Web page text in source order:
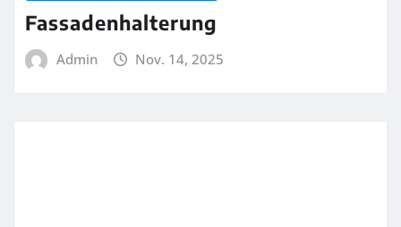
Fassadenhalterung
Admin Nov. 14, 2025